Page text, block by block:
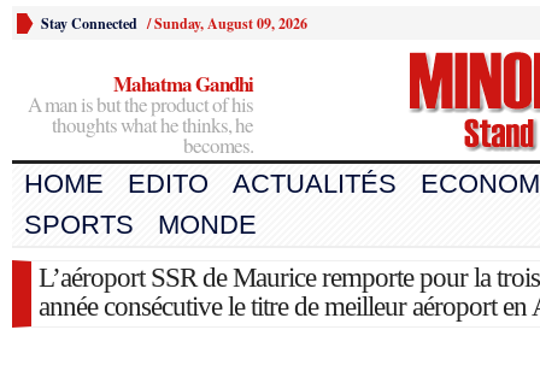
Stay Connected /Sunday, August 09, 2026
Mahatma Gandhi
A man is but the product of his
thoughts what he thinks, he
becomes.
HOME EDITO ACTUALITÉS
SPORTS
MONDE
L’aéroport SSR de Maurice remporte pour la
année consécutive le titre de meilleur aéroport